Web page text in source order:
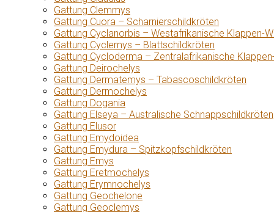
Gattung Clemmys
Gattung Cuora – Scharnierschildkröten
Gattung Cyclanorbis – Westafrikanische Klappen-
Gattung Cyclemys – Blattschildkröten
Gattung Cycloderma – Zentralafrikanische
Gattung Deirochelys
Gattung Dermatemys – Tabascoschildkröten
Gattung Dermochelys
Gattung Dogania
Gattung Elseya – Australische Schnappschildkröten
Gattung Elusor
Gattung Emydoidea
Gattung Emydura – Spitzkopfschildkröten
Gattung Emys
Gattung Eretmochelys
Gattung Erymnochelys
Gattung Geochelone
Gattung Geoclemys